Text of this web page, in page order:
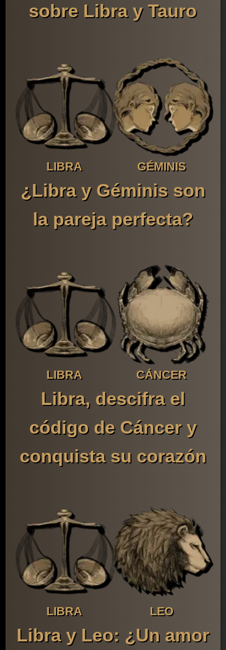
sobre Libra y Tauro
LIBRA GÉMINIS
¿Libra y Géminis son
la pareja perfecta?
LIBRA CÁNCER
Libra, descifra el
código de Cáncer y
conquista su corazón
LIBRA LEO
Libra y Leo: ¿Un amor